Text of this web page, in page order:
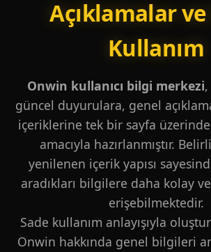
Açıklamalar ve
Kullanım
Onwin kullanıcı bilgi merkezi
güncel duyurulara, genel
içeriklerine tek bir sayfa
amacıyla hazırlanmıştır.
yenilenen içerik yapısı
aradıkları bilgilere daha kolay
erişebilmektedir.
Sade kullanım anlayışıyla
Onwin hakkında genel bilgileri